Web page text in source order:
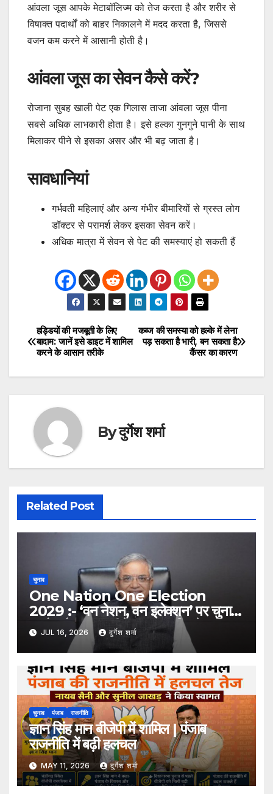
आंवला जूस आपके मेटाबॉलिज्म को तेज करता है और शरीर से
विषाक्त पदार्थों को बाहर निकालने में मदद करता है, जिससे
वजन कम करने में आसानी होती है।
आंवला जूस का सेवन कैसे करें?
रोजाना सुबह खाली पेट एक गिलास ताजा आंवला जूस पीना
सबसे अधिक लाभकारी होता है। इसे हल्का गुनगुने पानी के साथ
मिलाकर पीने से इसका असर और भी बढ़ जाता है।
सावधानियां
गर्भवती महिलाएं और अन्य गंभीर बीमारियों से ग्रस्त लोग
डॉक्टर से परामर्श लेकर इसका सेवन करें।
अधिक मात्रा में सेवन से पेट की समस्याएं हो सकती हैं
Post
navigation
कब्ज की समस्या को हल्के में लेना
पड़ सकता है भारी, बन सकता है
कैंसर का कारण
हड्डियों की मजबूती के लिए
बादाम: जानें इसे डाइट में शामिल
करने के आसान तरीके
Byदुर्गेश शर्मा
Related Post
चुनाव
One Nation One Election
2029 :- ‘वन नेशन, वन इलेक्शन’ पर चुनाव
आयोग तैयार, 6 महीने का समय मिलने पर
2029 से एक साथ चुनाव संभव
JUL 16, 2026 दुर्गेश शर्मा
चुनाव पंजाब राजनीति
ज्ञान सिंह मान बीजेपी में शामिल | पंजाब
राजनीति में बढ़ी हलचल
MAY 11, 2026 दुर्गेश शर्मा